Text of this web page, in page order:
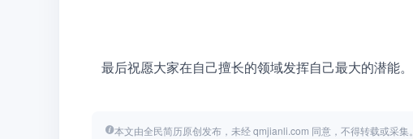
   最后祝愿大家在自己擅长的领域发挥自己最大的潜能。
本文由全民简历原创发布，未经 qmjianli.com 同意，不得转载或采集。